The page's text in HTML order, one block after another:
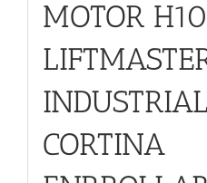
MOTOR
CORTINA